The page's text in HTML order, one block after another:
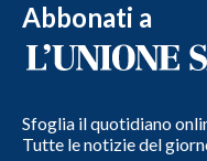
Abbonati a
Sfoglia il quotidiano
Tutte le notizie del